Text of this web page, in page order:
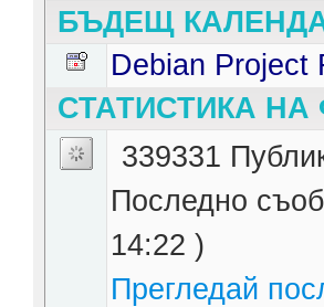
БЪДЕЩ
Debian Project
СТАТИСТИКА
339331
Последно
14:22 )
Прегледай